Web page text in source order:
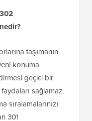
taşımanın
konuma
geçici bir
sağlamaz.
sıralamalarınızı
301